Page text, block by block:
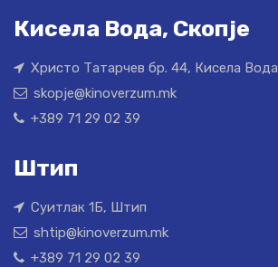
Кисела Вода, Скопје
Христо Татарчев бр. 44, Кисела Вода
skopje@kinoverzum.mk
+389 71 29 02 39
Штип
Суитлак 1Б, Штип
shtip@kinoverzum.mk
+389 71 29 02 39